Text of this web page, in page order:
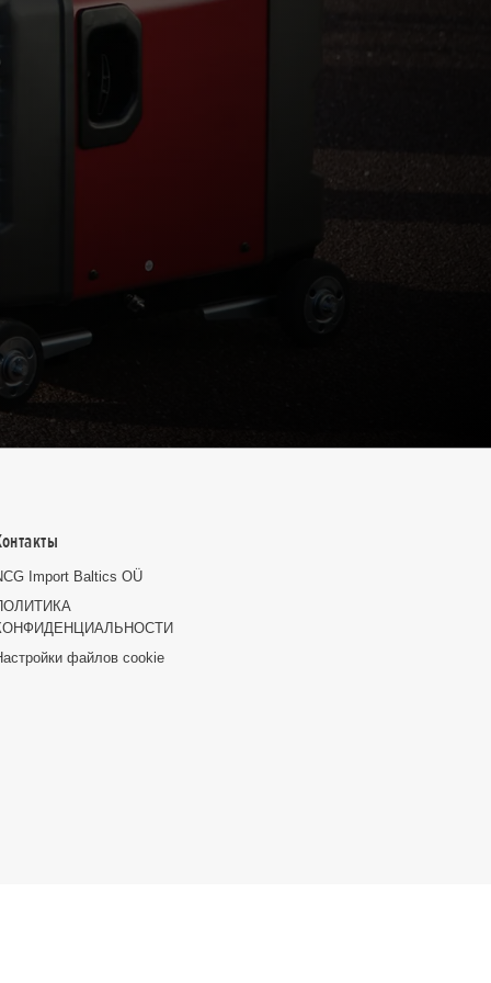
Import Baltics OÜ
файлов cookie